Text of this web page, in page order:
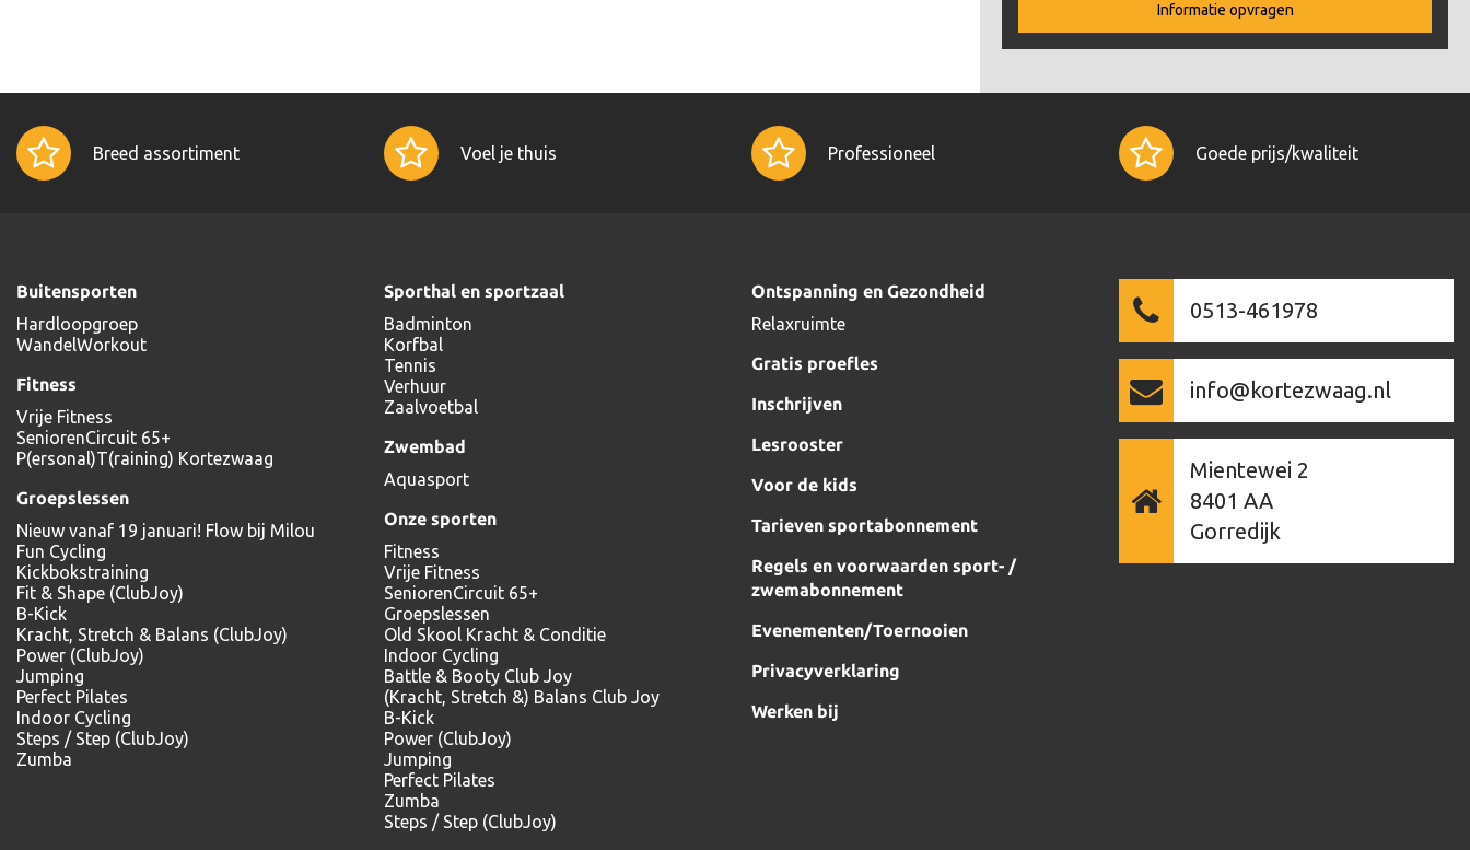
Informatie opvragen
Breed assortiment Voel je thuis Professioneel Goede prijs/kwaliteit
0513-461978
info@kortezwaag.nl
Mientewei 2
8401 AA
Gorredijk
Buitensporten
Hardloopgroep
WandelWorkout
Fitness
Vrije Fitness
SeniorenCircuit 65+
P(ersonal)T(raining) Kortezwaag
Groepslessen
Nieuw vanaf 19 januari! Flow bij Milou
Fun Cycling
Kickbokstraining
Fit & Shape (ClubJoy)
B-Kick
Kracht, Stretch & Balans (ClubJoy)
Power (ClubJoy)
Jumping
Perfect Pilates
Indoor Cycling
Steps / Step (ClubJoy)
Zumba
Sporthal en sportzaal
Badminton
Korfbal
Tennis
Verhuur
Zaalvoetbal
Zwembad
Aquasport
Onze sporten
Fitness
Vrije Fitness
SeniorenCircuit 65+
Groepslessen
Old Skool Kracht & Conditie
Indoor Cycling
Battle & Booty Club Joy
(Kracht, Stretch &) Balans Club Joy
B-Kick
Power (ClubJoy)
Jumping
Perfect Pilates
Zumba
Steps / Step (ClubJoy)
Ontspanning en Gezondheid
Relaxruimte
Gratis proefles
Inschrijven
Lesrooster
Voor de kids
Tarieven sportabonnement
Regels en voorwaarden sport- /
zwemabonnement
Evenementen/Toernooien
Privacyverklaring
Werken bij